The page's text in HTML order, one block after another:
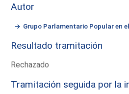
Autor
Grupo Parlamentario Popular en
Resultado tramitación
Rechazado
Tramitación seguida por la